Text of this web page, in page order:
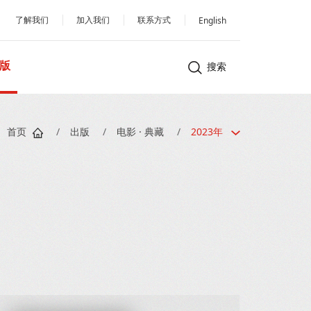
了解我们 加入我们 联系方式 English
搜索
首页 / 出版 / 电影 · 典藏 / 2023年